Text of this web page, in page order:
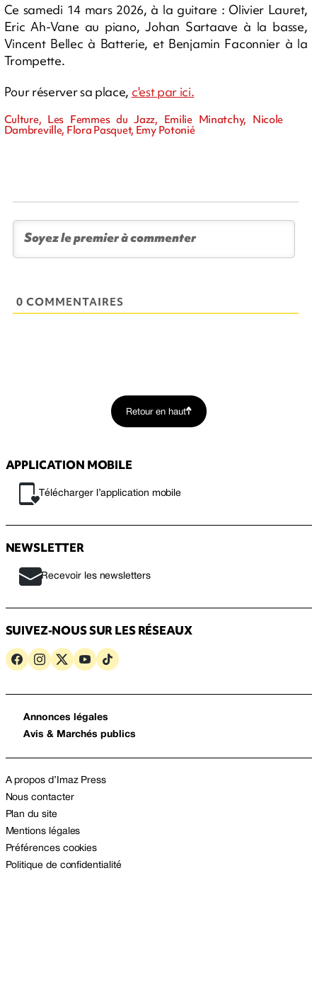
Ce samedi 14 mars 2026, à la guitare : Olivier Lauret,
Eric Ah-Vane au piano, Johan Sartaave à la basse,
Vincent Bellec à Batterie, et Benjamin Faconnier à la
Trompette.
Pour réserver sa place, c'est par ici.
Culture, Les Femmes du Jazz, Emilie Minatchy, Nicole
Dambreville, Flora Pasquet, Emy Potonié
0 COMMENTAIRES
Retour en haut
APPLICATION MOBILE
Télécharger l’application mobile
NEWSLETTER
Recevoir les newsletters
SUIVEZ-NOUS SUR LES RÉSEAUX
Annonces légales
Avis & Marchés publics
A propos d’Imaz Press
Nous contacter
Plan du site
Mentions légales
Préférences cookies
Politique de confidentialité